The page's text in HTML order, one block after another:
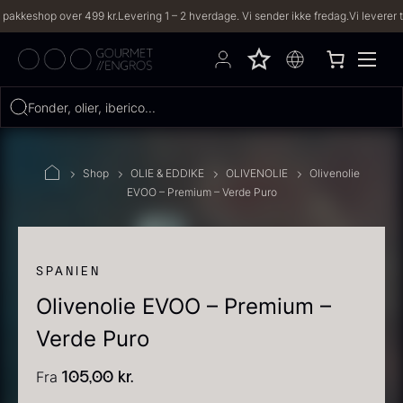
over 499 kr.Levering 1 – 2 hverdage. Vi sender ikke fredag.Vi leverer til både
Fonder, olier, iberico...
Hvad leder du efter?
PRODUKTER(2,333)
2333 resultater
Shop OLIE & EDDIKE OLIVENOLIE
Olivenolie
EVOO – Premium – Verde Puro
SPANIEN
Olivenolie EVOO – Premium –
Verde Puro
Fra 105,00 kr.